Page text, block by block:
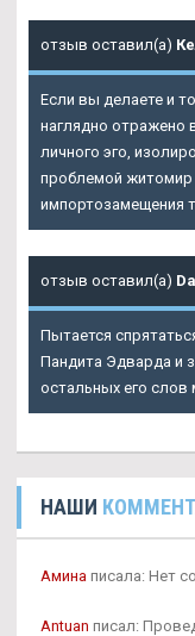
отзыв оставил(а)
Если вы делаете и
наглядно отражено
личного эго,
проблемой житомир
импортозамещения
отзыв оставил(а)
Пытается
Пандита Эдварда и
остальных его
НАШИ
Амина писала: Нет
Antuan писал: